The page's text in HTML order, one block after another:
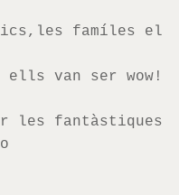
,les famíles el
ells van ser wow !
les fantàstiques